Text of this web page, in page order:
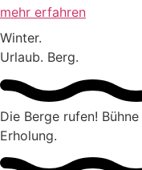
mehr erfahren
Winter.
Urlaub. Berg.
Die Berge rufen!
Erholung.